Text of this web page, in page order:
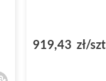
919,43 zł/szt